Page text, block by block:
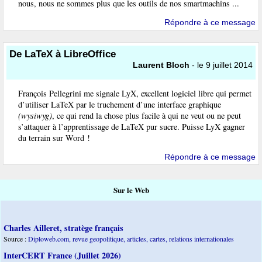
nous, nous ne sommes plus que les outils de nos smartmachins ...
Répondre à ce message
De LaTeX à LibreOffice
Laurent Bloch - le 9 juillet 2014
François Pellegrini me signale LyX, excellent logiciel libre qui permet
d’utiliser LaTeX par le truchement d’une interface graphique
(wysiwyg), ce qui rend la chose plus facile à qui ne veut ou ne peut
s’attaquer à l’apprentissage de LaTeX pur sucre. Puisse LyX gagner
du terrain sur Word !
Répondre à ce message
Sur le Web
Charles Ailleret, stratège français
Source :Diploweb.com, revue geopolitique, articles, cartes, relations internationales
InterCERT France (Juillet 2026)